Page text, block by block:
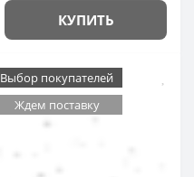
КУПИТЬ
Выбор покупателей
Ждем поставку